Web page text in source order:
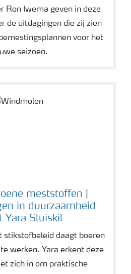
Ron Iwema geven in deze
de uitdagingen die zij zien
voor het
seizoen.
meststoffen |
in duurzaamheid
Yara Sluiskil
daagt boeren
werken. Yara erkent deze
zich in om praktische